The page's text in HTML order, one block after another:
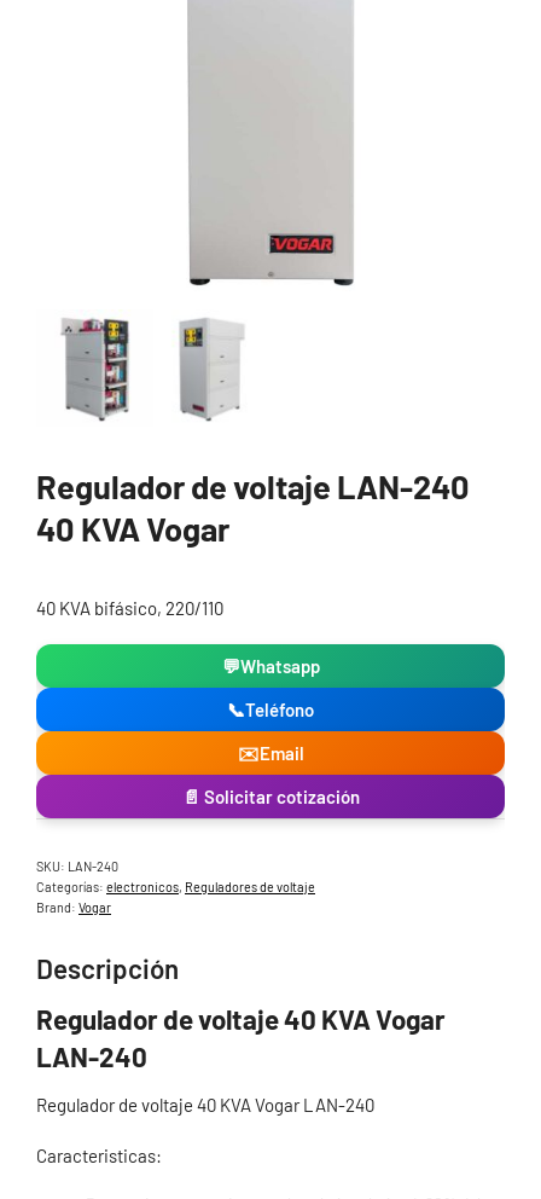
Regulador de voltaje LAN-240
40 KVA Vogar
40 KVA bifásico, 220/110
💬Whatsapp
📞Teléfono
✉️Email
📄 Solicitar cotización
SKU: LAN-240
Categorías: electronicos, Reguladores de voltaje
Brand: Vogar
Descripción
Regulador de voltaje 40 KVA Vogar
LAN-240
Regulador de voltaje 40 KVA Vogar LAN-240
Caracteristicas: